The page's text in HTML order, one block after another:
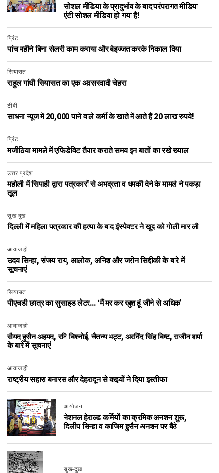
सोशल मीडिया के प्रादुर्भाव के बाद परंपरागत मीडिया
एंटी सोशल मीडिया हो गया है!
प्रिंट
पांच महीने बिना सेलरी काम कराया और बेइज्जत करके निकाल दिया
सियासत
राहुल गांधी सियासत का एक अवसरवादी चेहरा
टीवी
साधना न्यूज में 20,000 पाने वाले कर्मी के खाते में आते हैं 20 लाख रुपये!
प्रिंट
मजीठिया मामले में एफिडेविट तैयार कराते समय इन बातों का रखे ख्याल
उत्तर प्रदेश
महोली में सिपाही द्वारा पत्रकारों से अभद्रता व धमकी देने के मामले ने पकड़ा
तूल
सुख-दुख
दिल्ली में महिला पत्रकार की हत्या के बाद इंस्पेक्टर ने खुद को गोली मार ली
आवाजाही
उदय सिन्हा, संजय राय, आलोक, अनिश और जरीन सिद्दीकी के बारे में
सूचनाएं
सियासत
पीएचडी छात्र का सुसाइड लेटर… ‘मैं मर कर खुश हूं जीने से अधिक’
आवाजाही
सैयद हुसैन अहमद, रवि बिश्नोई, चैतन्य भट्ट, अरविंद सिंह बिष्ट, राजीव शर्मा
के बारे में सूचनाएं
आवाजाही
राष्ट्रीय सहारा बनारस और देहरादून से कइयों ने दिया इस्तीफा
आयोजन
नेशनल हेराल्ड कर्मियों का क्रमिक अनशन शुरू,
दिलीप सिन्हा व काजिम हुसैन अनशन पर बैठे
सुख-दुख